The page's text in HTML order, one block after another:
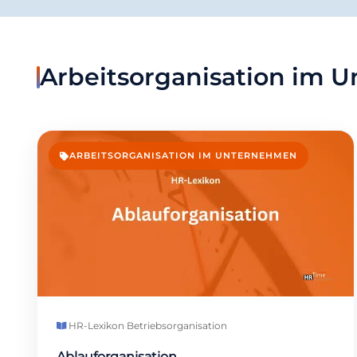
Arbeitsorganisation im
ARBEITSORGANISATION IM UNTERNEHMEN
HR-Lexikon·Betriebsorganisation